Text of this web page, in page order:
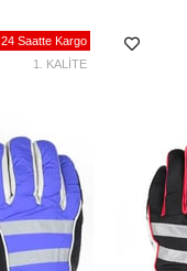
24 Saatte Kargo
1. KALİTE